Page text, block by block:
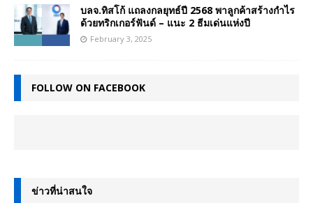
บลจ.ทิสโก้ แถลงกลยุทธ์ปี 2568 พาลูกค้าสร้างกำไร
ด้วยทริกเกอร์ฟันด์ – แนะ 2 ธีมเด่นแห่งปี
February 3, 2025
FOLLOW ON FACEBOOK
ข่าวที่น่าสนใจ